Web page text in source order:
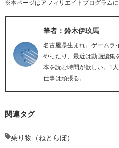
※本ページはアフィリエイトプログラム
筆者：鈴木伊玖馬
名古屋県生まれ。ゲームラ
やったり、最近は動画編集
本を読む時間が欲しい。1
仕事は頑張る。
関連タグ
乗り物（ねとらぼ）